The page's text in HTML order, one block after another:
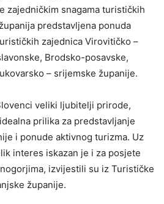
zajedničkim snagama turističkih
predstavljena ponuda
zajednica Virovitičko –
Brodsko-posavske,
– srijemske županije.
veliki ljubitelji prirode,
prilika za predstavljanje
i ponude aktivnog turizma. Uz
interes iskazan je i za posjete
izvijestili su iz Turističke
županije.